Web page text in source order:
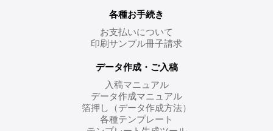
各種お手続き
お支払いについて
印刷サンプル冊子請求
データ作成・ご入稿
入稿マニュアル
データ作成マニュアル
箔押し（データ作成方法）
各種テンプレート